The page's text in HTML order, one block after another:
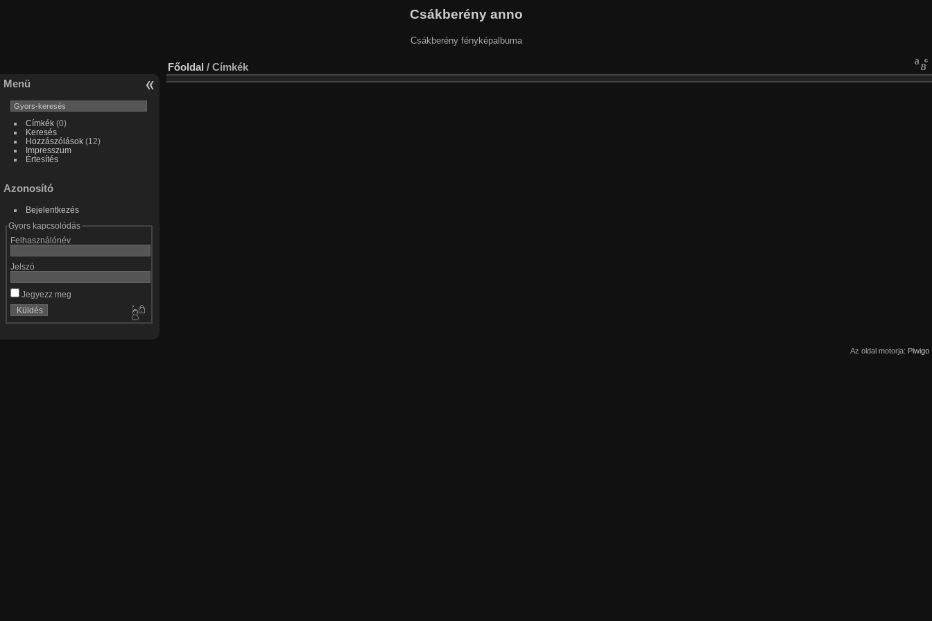
Csákberény anno
Csákberény fényképalbuma
Menü
Címkék(0)
Keresés
Hozzászólások(12)
Impresszum
Értesítés
Azonosító
Bejelentkezés
Gyors kapcsolódás
Felhasználónév
Jelszó
Jegyezz meg
Főoldal / Címkék
Az oldal motorja: Piwigo